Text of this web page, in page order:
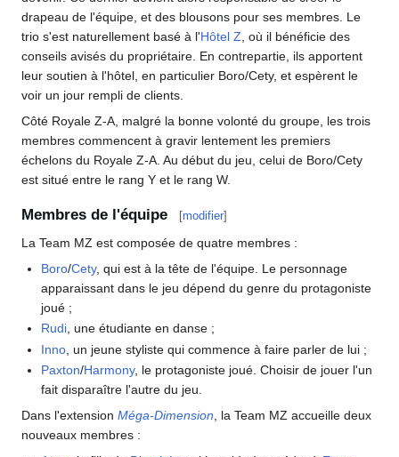
drapeau de l'équipe, et des blousons pour ses membres. Le
trio s'est naturellement basé à l'Hôtel Z, où il bénéficie des
conseils avisés du propriétaire. En contrepartie, ils apportent
leur soutien à l'hôtel, en particulier Boro/Cety, et espèrent le
voir un jour rempli de clients.
Côté Royale Z-A, malgré la bonne volonté du groupe, les trois
membres commencent à gravir lentement les premiers
échelons du Royale Z-A. Au début du jeu, celui de Boro/Cety
est situé entre le rang Y et le rang W.
Membres de l'équipe [modifier]
La Team MZ est composée de quatre membres :
Boro/Cety, qui est à la tête de l'équipe. Le personnage
apparaissant dans le jeu dépend du genre du protagoniste
joué ;
Rudi, une étudiante en danse ;
Inno , un jeune styliste qui commence à faire parler de lui ;
Paxton/Harmony, le protagoniste joué. Choisir de jouer l'un
fait disparaître l'autre du jeu.
Dans l'extension Méga-Dimension , la Team MZ accueille deux
nouveaux membres :